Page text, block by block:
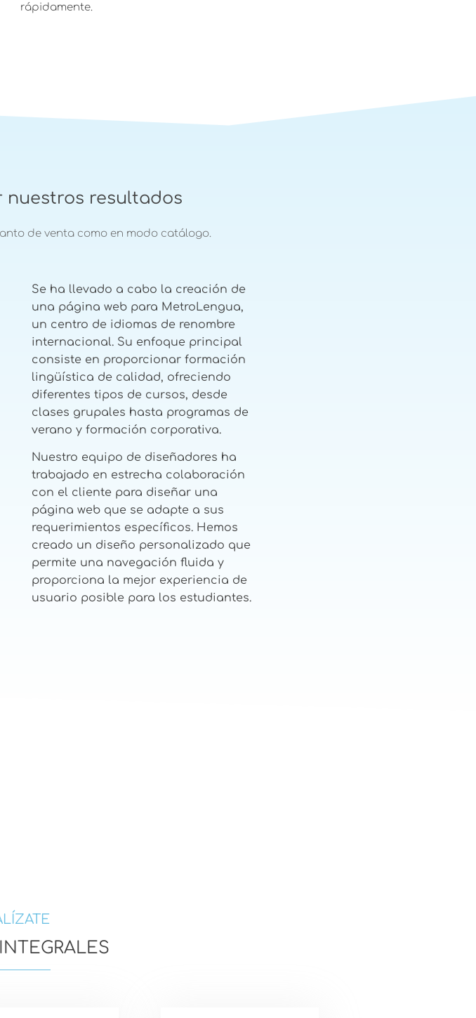
rápidamente.
nuestros resultados
de venta como en modo catálogo.
Se ha llevado a cabo la creación de
una página web para MetroLengua,
un centro de idiomas de renombre
internacional. Su enfoque principal
consiste en proporcionar formación
lingüística de calidad, ofreciendo
diferentes tipos de cursos, desde
clases grupales hasta programas de
verano y formación corporativa.
Nuestro equipo de diseñadores ha
trabajado en estrecha colaboración
con el cliente para diseñar una
página web que se adapte a sus
requerimientos específicos. Hemos
creado un diseño personalizado que
permite una navegación fluida y
proporciona la mejor experiencia de
usuario posible para los estudiantes.